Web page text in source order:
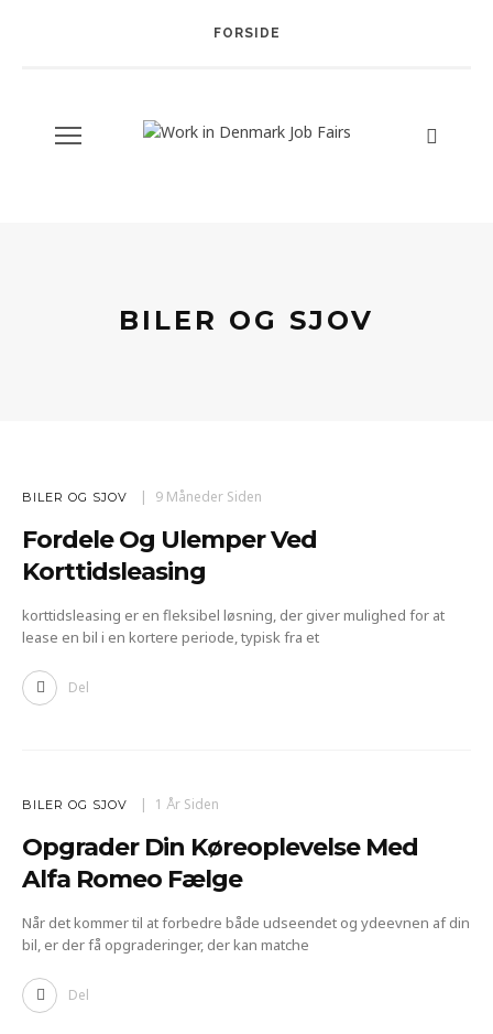
FORSIDE
BILER OG SJOV
BILER OG SJOV 9 Måneder Siden
Fordele Og Ulemper Ved
Korttidsleasing
korttidsleasing er en fleksibel løsning, der giver mulighed for at
lease en bil i en kortere periode, typisk fra et
Del
BILER OG SJOV 1 År Siden
Opgrader Din Køreoplevelse Med
Alfa Romeo Fælge
Når det kommer til at forbedre både udseendet og ydeevnen af din
bil, er der få opgraderinger, der kan matche
Del